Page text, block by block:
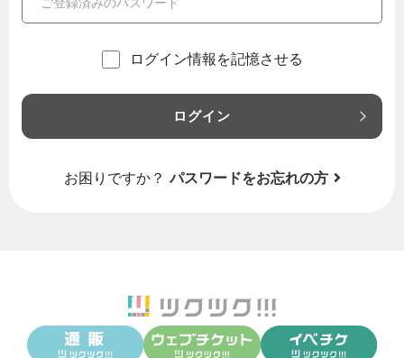
ログイン情報を記憶させる
ログイン
お困りですか？ パスワードをお忘れの方